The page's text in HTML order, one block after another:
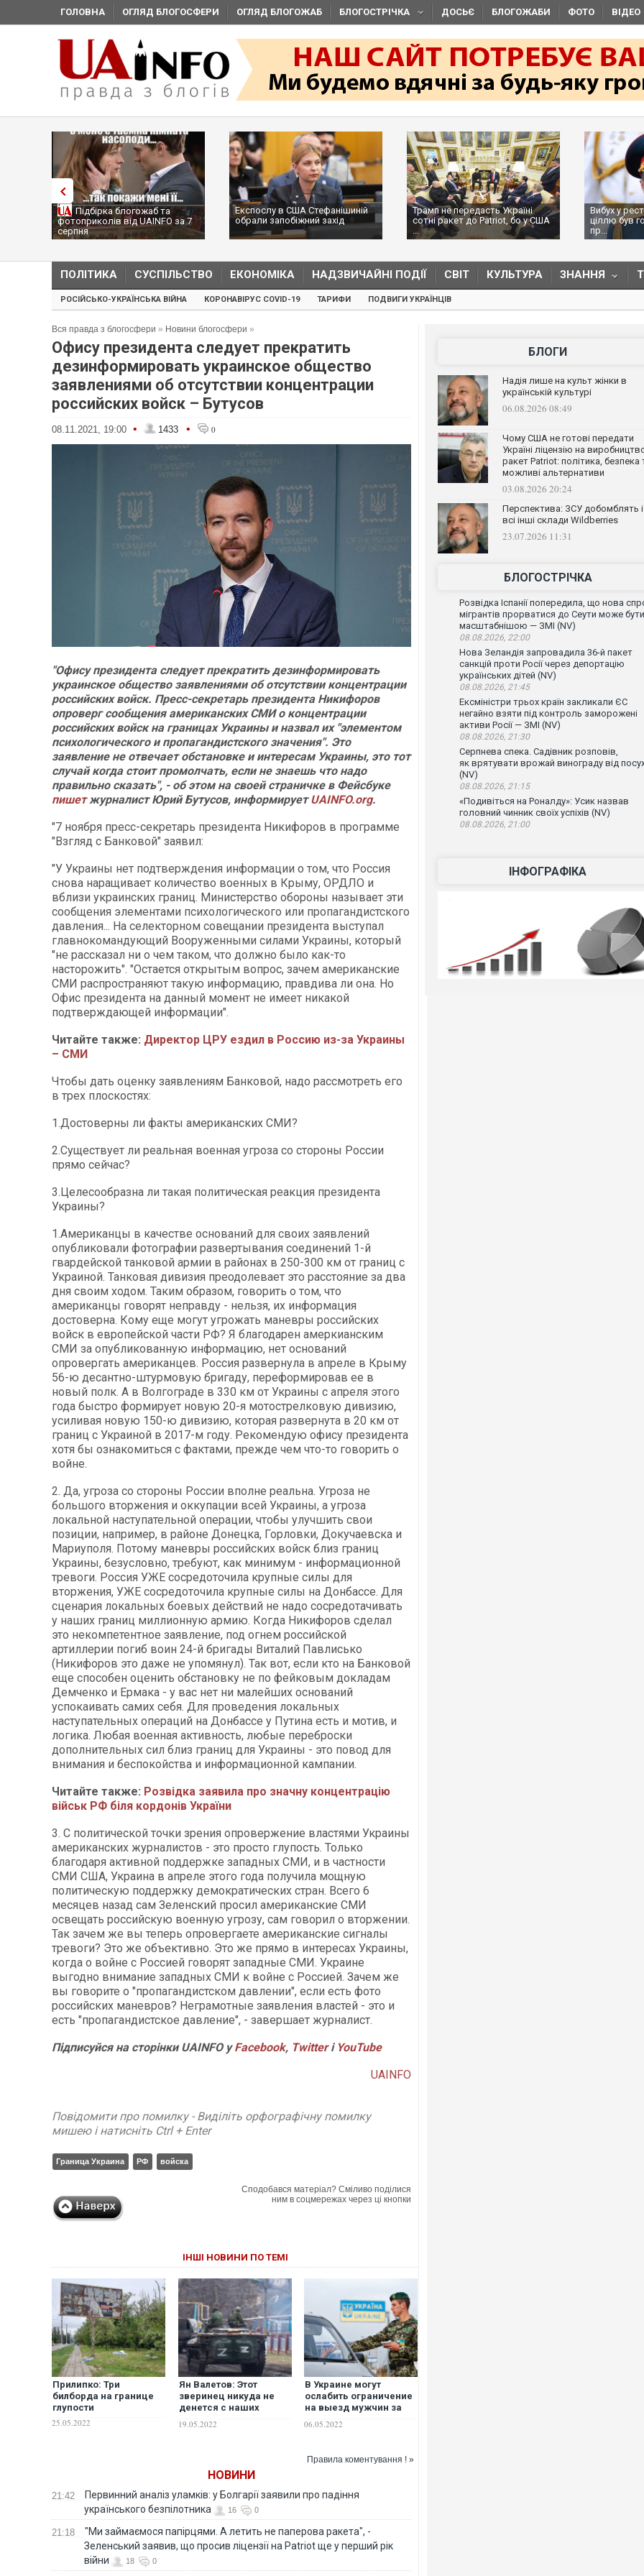
ГОЛОВНА ОГЛЯД БЛОГОСФЕРИ ОГЛЯД БЛОГОЖАБ БЛОГОСТРІЧКА ДОСЬЄ БЛОГОЖАБИ ФОТО ВІДЕО
Підбірка блогожаб та
фотоприколів від UAINFO за 7
серпня
Експослу в США Стефанішиній
обрали запобіжний захід
Трамп не передасть Україні
сотні ракет до Patriot, бо у США
...
Вибух у
ціллю був
пр...
ПОЛІТИКА СУСПІЛЬСТВО ЕКОНОМІКА НАДЗВИЧАЙНІ ПОДІЇ СВІТ КУЛЬТУРА ЗНАННЯ
РОСІЙСЬКО-УКРАЇНСЬКА ВІЙНА КОРОНАВІРУС COVID-19 ТАРИФИ ПОДВИГИ УКРАЇНЦІВ
Вся правда з блогосфери » Новини блогосфери »
Офису президента следует прекратить
дезинформировать украинское общество
заявлениями об отсутствии концентрации
российских войск – Бутусов
08.11.2021, 19:00 • 1433 • 0
"Офису президента следует прекратить дезинформировать
украинское общество заявлениями об отсутствии концентрации
российских войск. Пресс-секретарь президента Никифоров
опроверг сообщения американских СМИ о концентрации
российских войск на границах Украины и назвал их "элементом
психологического и пропагандистского значения". Это
заявление не отвечает обстановке и интересам Украины, это тот
случай когда стоит промолчать, если не знаешь что надо
правильно сказать", - об этом на своей страничке в Фейсбуке
пишетжурналист Юрий Бутусов, информируетUAINFO.org.
"7 ноября пресс-секретарь президента Никифоров в программе
"Взгляд с Банковой" заявил:
"У Украины нет подтверждения информации о том, что Россия
снова наращивает количество военных в Крыму, ОРДЛО и
вблизи украинских границ. Министерство обороны называет эти
сообщения элементами психологического или пропагандистского
давления... На селекторном совещании президента выступал
главнокомандующий Вооруженными силами Украины, который
"не рассказал ни о чем таком, что должно было как-то
насторожить". "Остается открытым вопрос, зачем американские
СМИ распространяют такую ​​информацию, правдива ли она. Но
Офис президента на данный момент не имеет никакой
подтверждающей информации".
Читайте также: Директор ЦРУ ездил в Россию из-за Украины
– СМИ
Чтобы дать оценку заявлениям Банковой, надо рассмотреть его
в трех плоскостях:
1.Достоверны ли факты американских СМИ?
2.Существует ли реальная военная угроза со стороны России
прямо сейчас?
3.Целесообразна ли такая политическая реакция президента
Украины?
1.Американцы в качестве оснований для своих заявлений
опубликовали фотографии развертывания соединений 1-й
гвардейской танковой армии в районах в 250-300 км от границ с
Украиной. Танковая дивизия преодолевает это расстояние за два
дня своим ходом. Таким образом, говорить о том, что
американцы говорят неправду - нельзя, их информация
достоверна. Кому еще могут угрожать маневры российских
войск в европейской части РФ? Я благодарен амеркианским
СМИ за опубликованную информацию, нет оснований
опровергать американцев. Россия развернула в апреле в Крыму
56-ю десантно-штурмовую бригаду, переформировав ее в
новый полк. А в Волгограде в 330 км от Украины с апреля этого
года быстро формирует новую 20-я мотострелковую дивизию,
усиливая новую 150-ю дивизию, которая развернута в 20 км от
границ с Украиной в 2017-м году. Рекомендую офису президента
хотя бы ознакомиться с фактами, прежде чем что-то говорить о
войне.
2. Да, угроза со стороны России вполне реальна. Угроза не
большого вторжения и оккупации всей Украины, а угроза
локальной наступательной операции, чтобы улучшить свои
позиции, например, в районе Донецка, Горловки, Докучаевска и
Мариуполя. Потому маневры российских войск близ границ
Украины, безусловно, требуют, как минимум - информационной
тревоги. Россия УЖЕ сосредоточила крупные силы для
вторжения, УЖЕ сосредоточила крупные силы на Донбассе. Для
сценария локальных боевых действий не надо сосредотачивать
у наших границ миллионную армию. Когда Никифоров сделал
это некомпетентное заявление, под огнем российской
артиллерии погиб воин 24-й бригады Виталий Павлисько
(Никифоров это даже не упомянул). Так вот, если кто на Банковой
еще способен оценить обстановку не по фейковым докладам
Демченко и Ермака - у вас нет ни малейших оснований
успокаивать самих себя. Для проведения локальных
наступательных операций на Донбассе у Путина есть и мотив, и
логика. Любая военная активность, любые переброски
дополнительных сил близ границ для Украины - это повод для
внимания и беспокойства и информационной кампании.
Читайте также: Розвідка заявила про значну концентрацію
військ РФ біля кордонів України
3. С политической точки зрения опровержение властями Украины
американских журналистов - это просто глупость. Только
благодаря активной поддержке западных СМИ, и в частности
СМИ США, Украина в апреле этого года получила мощную
политическую поддержку демократических стран. Всего 6
месяцев назад сам Зеленский просил американские СМИ
освещать российскую военную угрозу, сам говорил о вторжении.
Так зачем же вы теперь опровергаете американские сигналы
тревоги? Это же объективно. Это же прямо в интересах Украины,
когда о войне с Россией говорят западные СМИ. Украине
выгодно внимание западных СМИ к войне с Россией. Зачем же
вы говорите о "пропагандистском давлении", если есть фото
российских маневров? Неграмотные заявления властей - это и
есть "пропагандистское давление", - завершает журналист.
Підписуйся на сторінки UAINFO уFacebook, Twitterі YouTube
UAINFO
Повідомити про помилку - Виділіть орфографічну помилку
мишею і натисніть Ctrl + Enter
Граница Украина РФ войска
Сподобався матеріал? Сміливо поділися
ним в соцмережах через ці кнопки
ІНШІ НОВИНИ ПО ТЕМІ
Прилипко: Три
билборда на границе
глупости
25.05.2022
Ян Валетов: Этот
зверинец никуда не
денется с наших
силах сделать так,
19.05.2022
В Украине могут
ослабить ограничение
на выезд мужчин за
06.05.2022
Правила коментування ! »
НОВИНИ
21:42
Первинний аналіз уламків: у Болгарії заявили про падіння
українського безпілотника
16 0
21:18
"Ми займаємося папірцями. А летить не паперова ракета", -
Зеленський заявив, що просив ліцензії на Patriot ще у перший рік
війни
18 0
БЛОГИ
Надія лише на культ жінки в
українській культурі
06.08.2026 08:49
Чому США не готові передати
Україні ліцензію на
ракет Patriot: політика, безпека
можливі альтернативи
03.08.2026 20:24
Перспектива: ЗСУ добомблять і
всі інші склади Wildberries
23.07.2026 11:31
БЛОГОСТРІЧКА
Розвідка Іспанії попередила, що нова
мігрантів прорватися до Сеути може бути
масштабнішою — ЗМІ (NV)
08.08.2026, 22:00
Нова Зеландія запровадила 36-й пакет
санкцій проти Росії через депортацію
українських дітей (NV)
08.08.2026, 21:45
Ексміністри трьох країн закликали ЄС
негайно взяти під контроль заморожені
активи Росії — ЗМІ (NV)
08.08.2026, 21:30
Серпнева спека. Садівник розповів,
як врятувати врожай винограду від
(NV)
08.08.2026, 21:15
«Подивіться на Роналду»: Усик назвав
головний чинник своїх успіхів (NV)
08.08.2026, 21:00
ІНФОГРАФІКА